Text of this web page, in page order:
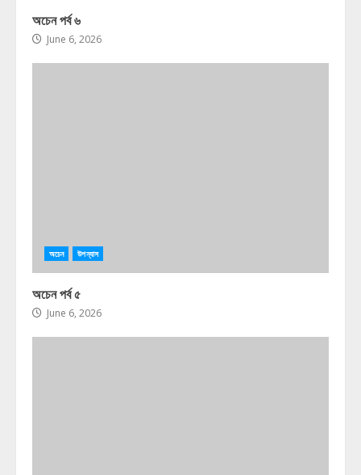
অচেন পর্ব ৬
June 6, 2026
অচেন উপন্যাস
অচেন পর্ব ৫
June 6, 2026